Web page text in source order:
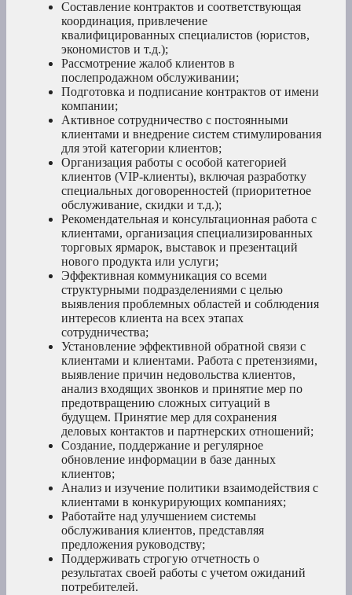
Составление контрактов и соответствующая
координация, привлечение
квалифицированных специалистов (юристов,
экономистов и т.д.);
Рассмотрение жалоб клиентов в
послепродажном обслуживании;
Подготовка и подписание контрактов от имени
компании;
Активное сотрудничество с постоянными
клиентами и внедрение систем стимулирования
для этой категории клиентов;
Организация работы с особой категорией
клиентов (VIP-клиенты), включая разработку
специальных договоренностей (приоритетное
обслуживание, скидки и т.д.);
Рекомендательная и консультационная работа с
клиентами, организация специализированных
торговых ярмарок, выставок и презентаций
нового продукта или услуги;
Эффективная коммуникация со всеми
структурными подразделениями с целью
выявления проблемных областей и соблюдения
интересов клиента на всех этапах
сотрудничества;
Установление эффективной обратной связи с
клиентами и клиентами. Работа с претензиями,
выявление причин недовольства клиентов,
анализ входящих звонков и принятие мер по
предотвращению сложных ситуаций в
будущем. Принятие мер для сохранения
деловых контактов и партнерских отношений;
Создание, поддержание и регулярное
обновление информации в базе данных
клиентов;
Анализ и изучение политики взаимодействия с
клиентами в конкурирующих компаниях;
Работайте над улучшением системы
обслуживания клиентов, представляя
предложения руководству;
Поддерживать строгую отчетность о
результатах своей работы с учетом ожиданий
потребителей.